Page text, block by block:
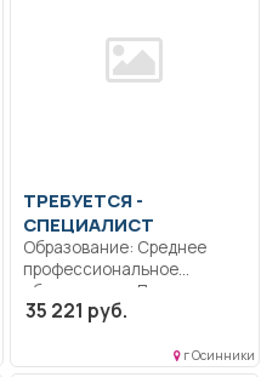
ТРЕБУЕТСЯ -
СПЕЦИАЛИСТ
Образование: Среднее
профессиональное
образование.. Пожарная
безопасность, антитеррор,
35 221 руб.
г Осинники